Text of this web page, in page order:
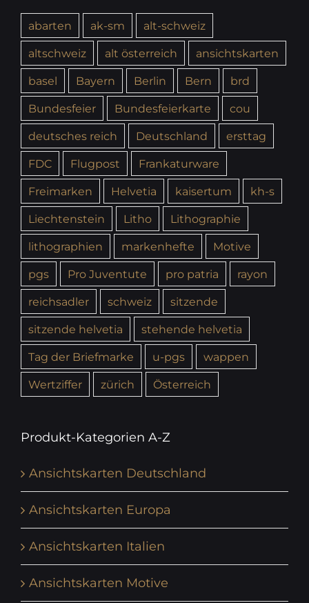
abarten ak-sm
alt-schweiz
altschweiz
alt österreich
ansichtskarten
basel
Bayern Berlin Bern
brd
Bundesfeier
Bundesfeierkarte
cou
deutsches reich
Deutschland
ersttag
FDC
Flugpost
Frankaturware
Freimarken
Helvetia kaisertum
kh-s
Liechtenstein
Litho
Lithographie
lithographien
markenhefte
Motive
pgs
Pro Juventute pro patria
rayon
reichsadler
schweiz
sitzende
sitzende helvetia
stehende helvetia
Tag der Briefmarke
u-pgs
wappen
Wertziffer
zürich Österreich
Produkt-Kategorien A-Z
Ansichtskarten Deutschland
Ansichtskarten Europa
Ansichtskarten Italien
Ansichtskarten Motive